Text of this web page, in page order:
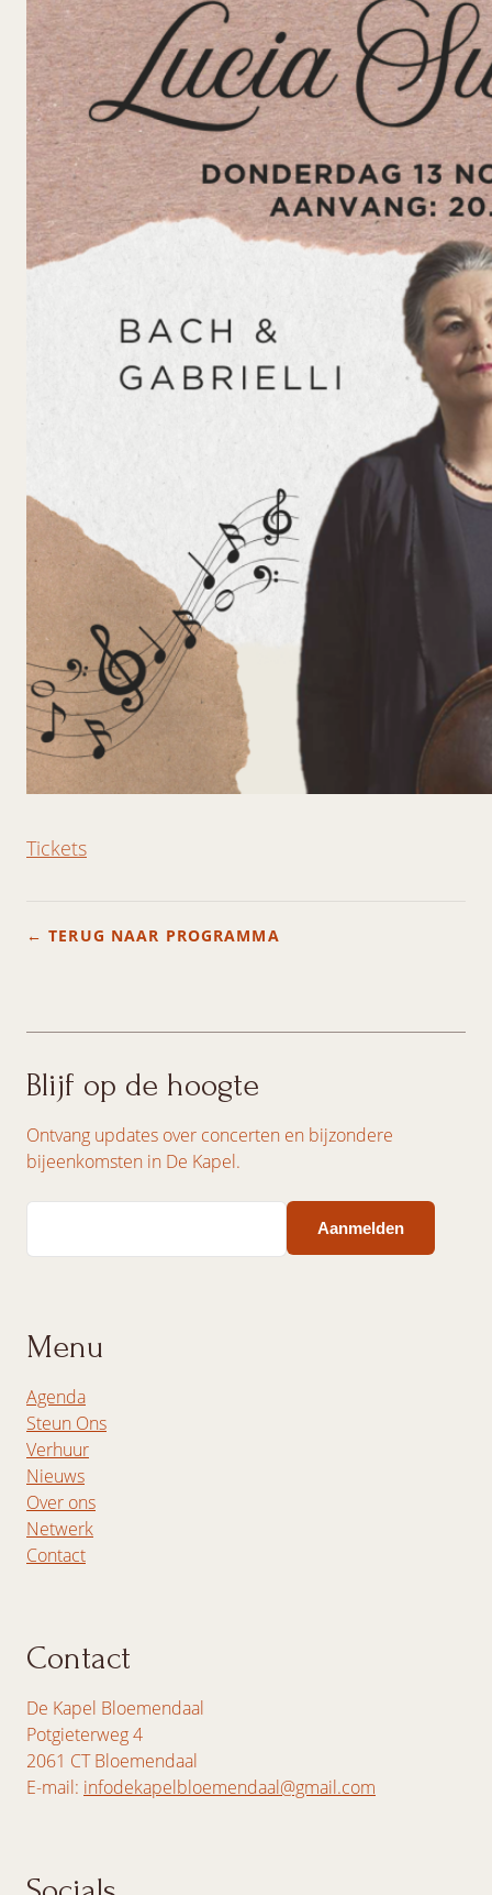
Tickets
← TERUG NAAR PROGRAMMA
Blijf op de hoogte
Ontvang updates over concerten en bijzondere
bijeenkomsten in De Kapel.
Email
Menu
Agenda
Steun Ons
Verhuur
Nieuws
Over ons
Netwerk
Contact
Contact
De Kapel Bloemendaal
Potgieterweg 4
2061 CT Bloemendaal
E-mail: infodekapelbloemendaal@gmail.com